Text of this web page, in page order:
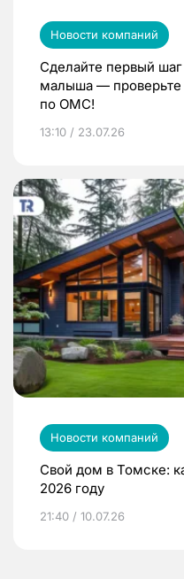
Новости компаний
Сделайте первый
малыша — проверьте
по ОМС!
13:10 / 23.07.26
Новости компаний
Свой дом в Томске:
2026 году
21:40 / 10.07.26